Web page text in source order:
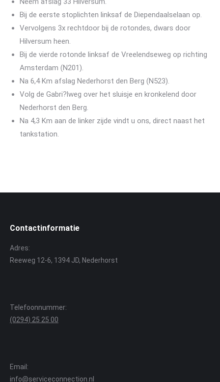
Bij de eerste stoplichten linksaf de Diependaalselaan op.
Vervolgens 3x rechtdoor bij de rotondes, dwars door
Hilversum heen.
Bij de vierde rotonde linksaf de Vreelendseweg op richting
Amsterdam (N201).
Na 6,4 Km afslag Nederhorst den Berg (N523).
Volg de Gabri?lweg over het sluisje en kronkelend door
Nederhorst den Berg.
Na 4,3 Km aan de linker zijde vindt u ons, direct naast het
tankstation.
Contactinformatie
Adres:
Reeweg 12-6, 1394 JD, Nederhorst
Telefoonnummer:
(0294) 25 25 00
Email:
info@serviceconnection.nl